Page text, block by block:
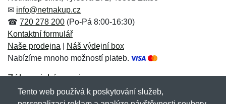
✉ info@netnakup.cz
☎ 720 278 200 (Po-Pá 8:00-16:30)
Kontaktní formulář
Naše prodejna
Náš výdejní box
Nabízíme mnoho možností plateb.
Zákaznický servis
Novinky emailem
Tento web používá k poskytování služeb,